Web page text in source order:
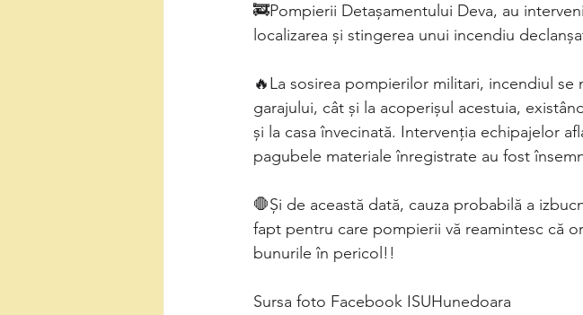
🚒Pompierii Detașamentului Deva, au
localizarea și stingerea unui incendiu
🔥La sosirea pompierilor militari, incendiul se
garajului, cât și la acoperișul acestuia,
și la casa învecinată. Intervenția echipajelor
pagubele materiale înregistrate au fost
🛑Și de această dată, cauza probabilă a
fapt pentru care pompierii vă reamintesc că
bunurile în pericol!!
Sursa foto Facebook ISUHunedoara